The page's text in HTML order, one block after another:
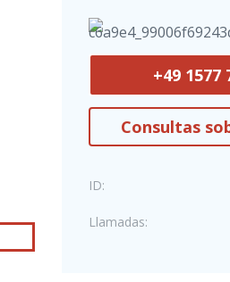
+49 1577
Consultas
ID:
Llamadas: